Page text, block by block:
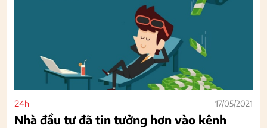
24h 17/05/2021
Nhà đầu tư đã tin tưởng hơn vào kênh